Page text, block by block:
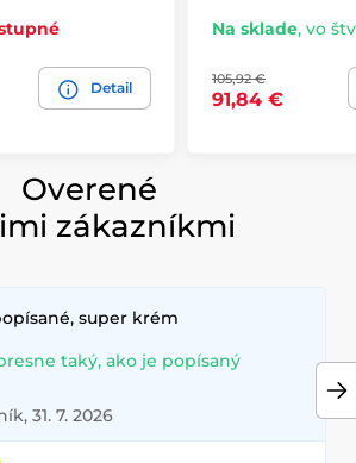
Detail
Na sklade, vo
105,92 €
91,84 €
Overené
zákazníkmi
super krém
taký, ako je popísaný
31. 7. 2026